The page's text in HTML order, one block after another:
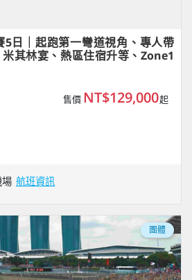
5日｜起跑第一彎道視角、專人帶
其林宴、熱區住宿升等、Zone1
售價 NT$129,000起
航班資訊
團體